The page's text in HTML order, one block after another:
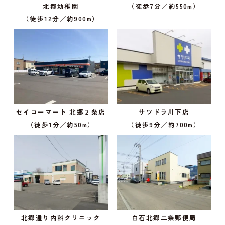
北都幼稚園
（徒歩12分／約900m）
（徒歩7分／約550m）
セイコーマート 北郷２条店
（徒歩1分／約50m）
サツドラ川下店
（徒歩9分／約700m）
北郷通り内科クリニック
白石北郷二条郵便局